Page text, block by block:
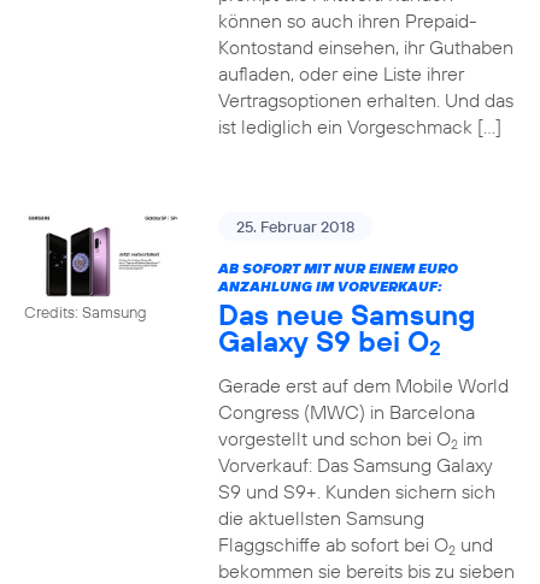
können so auch ihren Prepaid-
Kontostand einsehen, ihr Guthaben
aufladen, oder eine Liste ihrer
Vertragsoptionen erhalten. Und das
ist lediglich ein Vorgeschmack […]
Credits: Samsung
25. Februar 2018
AB SOFORT MIT NUR EINEM EURO
ANZAHLUNG IM VORVERKAUF:
Das neue Samsung
Galaxy S9 bei O2
Gerade erst auf dem Mobile World
Congress (MWC) in Barcelona
vorgestellt und schon bei O2im
Vorverkauf: Das Samsung Galaxy
S9 und S9+. Kunden sichern sich
die aktuellsten Samsung
Flaggschiffe ab sofort bei O2und
bekommen sie bereits bis zu sieben